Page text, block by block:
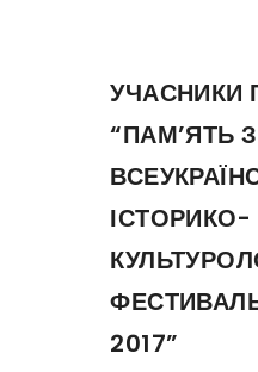
УЧАСНИКИ
“ПАМ’ЯТЬ
ІСТОРИКО-
2017”